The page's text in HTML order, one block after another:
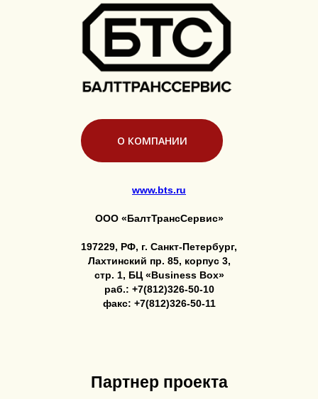
www.bts.ru
ООО «БалтТрансСервис»
197229, РФ, г. Санкт-Петербург,
Лахтинский пр. 85, корпус 3,
стр. 1, БЦ «Business Box»
раб.: +7(812)326-50-10
факс: +7(812)326-50-11
О КОМПАНИИ
Партнер проекта